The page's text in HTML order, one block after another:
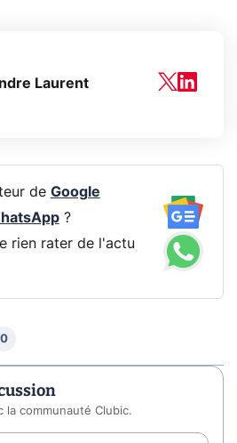
Laurent
de Google
?
rien rater de l'actu
0
la communauté Clubic.